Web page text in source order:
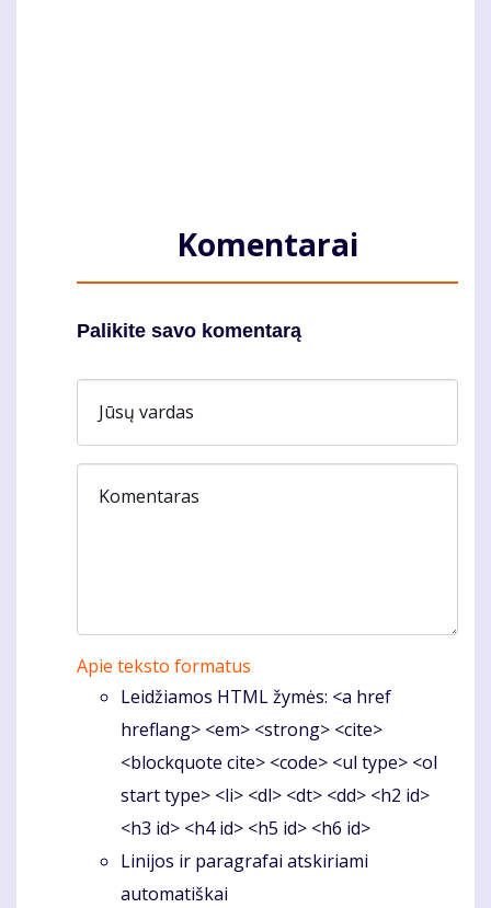
Komentarai
Palikite savo komentarą
Jūsų vardas
Komentaras
Apie teksto formatus
Leidžiamos HTML žymės: <a href
hreflang> <em> <strong> <cite>
<blockquote cite> <code> <ul type> <ol
start type> <li> <dl> <dt> <dd> <h2 id>
<h3 id> <h4 id> <h5 id> <h6 id>
Linijos ir paragrafai atskiriami
automatiškai